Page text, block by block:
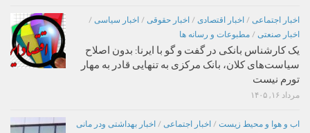
اخبار اجتماعی / اخبار اقتصادی / اخبار حقوقی / اخبار سیاسی /
اخبار صنعتی / مطبوعات و رسانه ها
یک کارشناس بانکی در گفت و گو با ایرنا: بدون اصلاح
سیاست‌های کلان، بانک مرکزی به تنهایی قادر به مهار
تورم نیست
مرداد ۱۶, ۱۴۰۵
اب و هوا و محیط زیست / اخبار اجتماعی / اخبار بهداشتی ودر مانی